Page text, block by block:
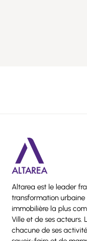
Altarea est le leader
transformation urbaine
immobilière la plus
Ville et de ses acteurs.
chacune de ses